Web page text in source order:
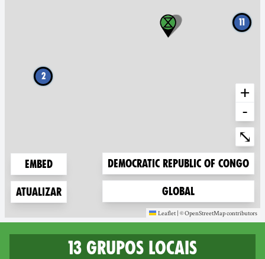
2
11
Embed
Atualizar
+
-
⤡
Zoom to
Democratic Republic of Congo
Zoom to
Global
Leaflet | ©OpenStreetMap
(new window) contributors
(new window)
13 grupos locais